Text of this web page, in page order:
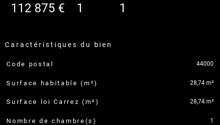
112 875 € 1 1
caractéristiques du bien
Caractéristiques
Code postal 44000
Surface habitable (m²) 28,74 m²
Surface loi Carrez (m²) 28,74 m²
Nombre de chambre(s) 1